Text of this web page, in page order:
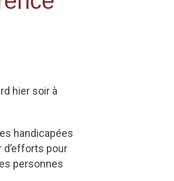
hier soir à
handicapées
d’efforts pour
personnes